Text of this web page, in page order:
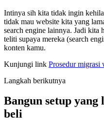
Intinya sih kita tidak ingin
tidak mau website kita yang
search engine lainnya. Jadi kita
teliti supaya mereka (search
konten kamu.
Kunjungi link Prosedur migrasi
Langkah berikutnya
Bangun setup yang
beli